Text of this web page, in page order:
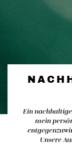
Ein
mein
Unsere